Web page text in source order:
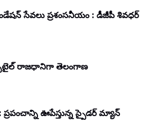
సేవలు ప్రశంసనీయం : డీజీపీ శివధర్
రాజధానిగా తెలంగాణ
ప్రపంచాన్ని ఊపేస్తున్న స్పైడర్ మ్యాన్